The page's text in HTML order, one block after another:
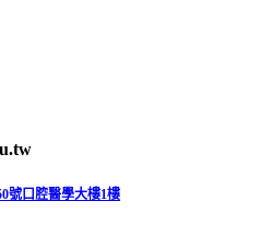
號口腔醫學大樓1樓